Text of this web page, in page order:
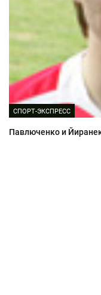
СПОРТ-ЭКСПРЕСС
Павлюченко и